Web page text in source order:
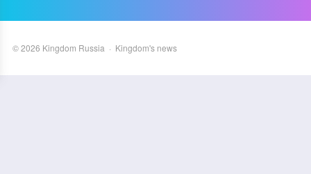
©2026 Kingdom Russia · Kingdom's news